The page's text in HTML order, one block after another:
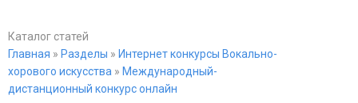
Каталог статей
Главная » Разделы » Интернет конкурсы Вокально-
хорового искусства » Международный-
дистанционный конкурс онлайн